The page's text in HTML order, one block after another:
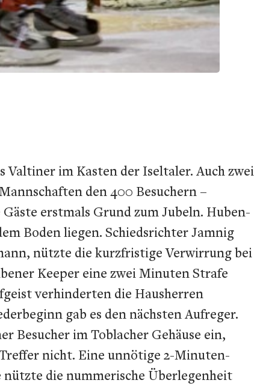
Valtiner im Kasten der Iseltaler. Auch zwei
den 400 Besuchern –
erstmals Grund zum Jubeln. Huben-
Boden liegen. Schiedsrichter Jamnig
nützte die kurzfristige Verwirrung bei
Keeper eine zwei Minuten Strafe
verhinderten die Hausherren
gab es den nächsten Aufreger.
Besucher im Toblacher Gehäuse ein,
nicht. Eine unnötige 2-Minuten-
nützte die nummerische Überlegenheit